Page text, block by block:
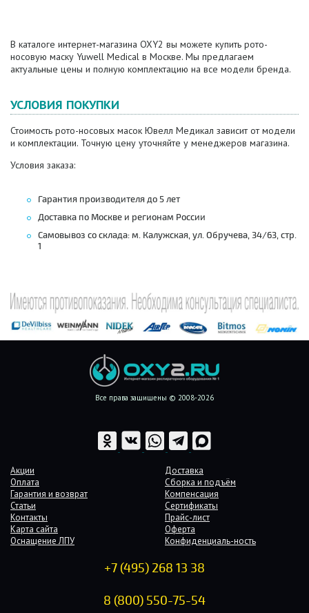
В каталоге интернет-магазина OXY2 вы можете купить рото-
носовую маску Yuwell Medical в Москве. Мы предлагаем
актуальные цены и полную комплектацию на все модели бренда.
УСЛОВИЯ ПОКУПКИ
Стоимость рото-носовых масок Ювелл Медикал зависит от модели
и комплектации. Точную цену уточняйте у менеджеров магазина.
Условия заказа:
Гарантия производителя до 5 лет
Доставка по Москве и регионам России
Самовывоз со склада: м. Калужская, ул. Обручева, 34/63, стр.
1
Все права защищены © 2008-2026
Акции
Доставка
Оплата
Сборка и подъём
Гарантия и возврат
Компенсация
Статьи
Сертификаты
Контакты
Прайс-лист
Карта сайта
Оферта
Оснащение ЛПУ
Конфиденциаль-ность
+7 (495) 268 13 38
8 (800) 550-75-54